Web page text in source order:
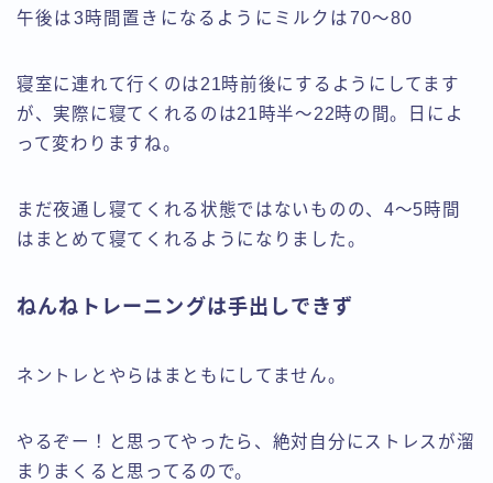
午後は3時間置きになるようにミルクは70～80
寝室に連れて行くのは21時前後にするようにしてます
が、実際に寝てくれるのは21時半～22時の間。日によ
って変わりますね。
まだ夜通し寝てくれる状態ではないものの、4～5時間
はまとめて寝てくれるようになりました。
ねんねトレーニングは手出しできず
ネントレとやらはまともにしてません。
やるぞー！と思ってやったら、絶対自分にストレスが溜
まりまくると思ってるので。